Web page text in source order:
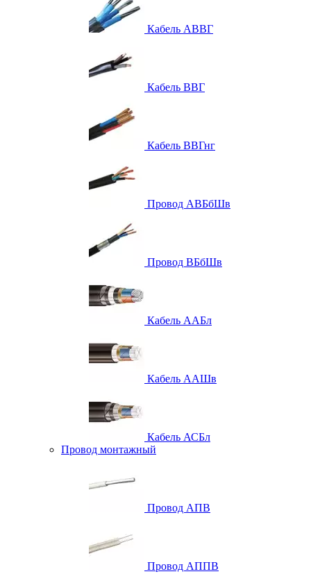
Кабель АВВГ
Кабель ВВГ
Кабель ВВГнг
Провод АВБбШв
Провод ВБбШв
Кабель ААБл
Кабель ААШв
Кабель АСБл
Провод монтажный
Провод АПВ
Провод АППВ